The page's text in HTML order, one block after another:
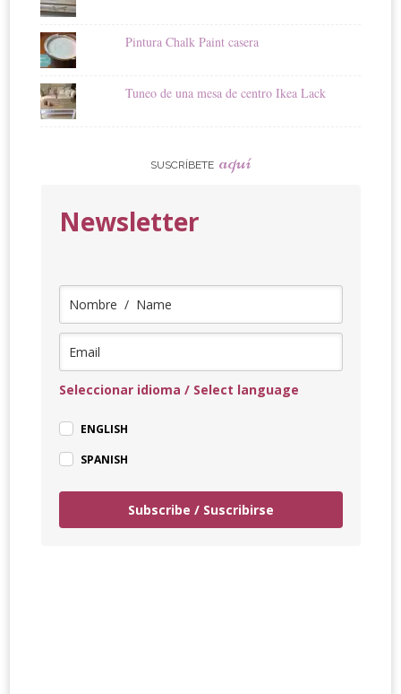
Pintura Chalk Paint casera
Tuneo de una mesa de centro Ikea Lack
SUSCRÍBETE aquí
Newsletter
Seleccionar idioma / Select language
ENGLISH
SPANISH
Subscribe / Suscribirse